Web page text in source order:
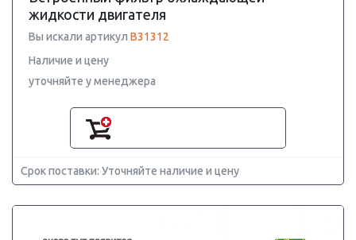
жидкости двигателя
Вы искали артикул B31312
Наличие и цену
уточняйте у менеджера
Срок поставки: Уточняйте наличие и цену